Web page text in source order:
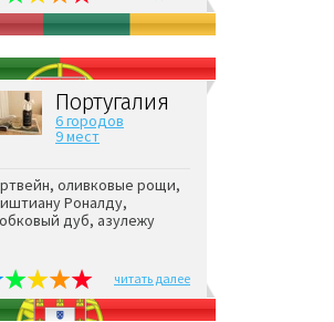
Португалия
6 городов
9 мест
оливковые рощи,
Роналду,
дуб, азулежу
читать далее